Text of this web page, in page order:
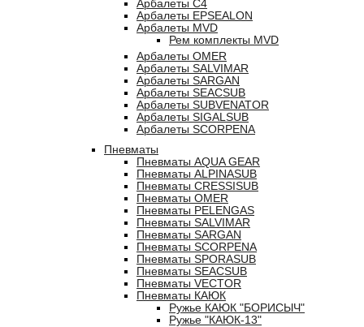
Арбалеты C4
Арбалеты EPSEALON
Арбалеты MVD
Рем комплекты MVD
Арбалеты OMER
Арбалеты SALVIMAR
Арбалеты SARGAN
Арбалеты SEACSUB
Арбалеты SUBVENATOR
Арбалеты SIGALSUB
Арбалеты SCORPENA
Пневматы
Пневматы AQUA GEAR
Пневматы ALPINASUB
Пневматы CRESSISUB
Пневматы OMER
Пневматы PELENGAS
Пневматы SALVIMAR
Пневматы SARGAN
Пневматы SCORPENA
Пневматы SPORASUB
Пневматы SEACSUB
Пневматы VECTOR
Пневматы КАЮК
Ружье КАЮК "БОРИСЫЧ"
Ружье "КАЮК-13"